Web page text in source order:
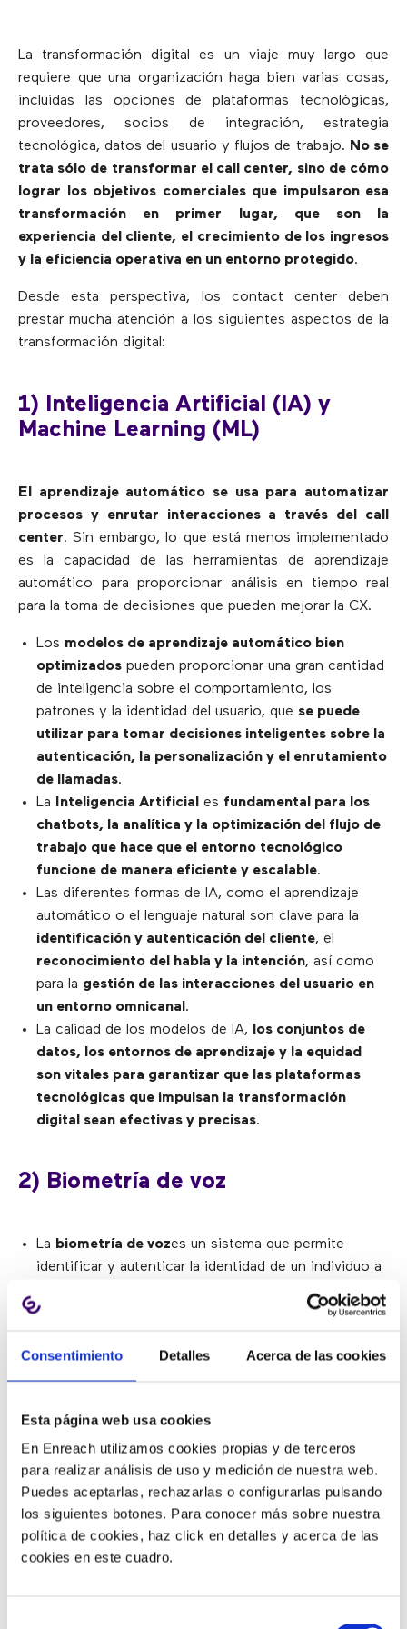
Consentimiento Detalles Acerca de las cookies
Esta página web usa cookies
En Enreach utilizamos cookies propias y de terceros
para realizar análisis de uso y medición de nuestra web.
Puedes aceptarlas, rechazarlas o configurarlas pulsando
los siguientes botones. Para conocer más sobre nuestra
política de cookies, haz click en detalles y acerca de las
cookies en este cuadro.
La transformación digital es un viaje muy largo que
requiere que una organización haga bien varias cosas,
incluidas las opciones de plataformas tecnológicas,
proveedores, socios de integración, estrategia
tecnológica, datos del usuario y flujos de trabajo. No se
trata sólo de transformar el call center, sino de cómo
lograr los objetivos comerciales que impulsaron esa
transformación en primer lugar, que son la
experiencia del cliente, el crecimiento de los ingresos
y la eficiencia operativa en un entorno protegido.
Desde esta perspectiva, los contact center deben
prestar mucha atención a los siguientes aspectos de la
transformación digital:
1) Inteligencia Artificial (IA) y
Machine Learning (ML)
El aprendizaje automático se usa para automatizar
procesos y enrutar interacciones a través del call
center. Sin embargo, lo que está menos implementado
es la capacidad de las herramientas de aprendizaje
automático para proporcionar análisis en tiempo real
para la toma de decisiones que pueden mejorar la CX.
Los modelos de aprendizaje automático bien
optimizados pueden proporcionar una gran cantidad
de inteligencia sobre el comportamiento, los
patrones y la identidad del usuario, que se puede
utilizar para tomar decisiones inteligentes sobre la
autenticación, la personalización y el enrutamiento
de llamadas.
La
Inteligencia Artificial es fundamental para los
chatbots, la analítica y la optimización del flujo de
trabajo que hace que el entorno tecnológico
funcione de manera eficiente y escalable.
Las diferentes formas de IA, como el aprendizaje
automático o el lenguaje natural son clave para la
identificación y autenticación del cliente, el
reconocimiento del habla y la intención, así como
para la gestión de las interacciones del usuario en
un entorno omnicanal .
La calidad de los modelos de IA,
los conjuntos de
datos, los entornos de aprendizaje y la equidad
son vitales para garantizar que las plataformas
tecnológicas que impulsan la transformación
digital sean efectivas y precisas.
2) Biometría de voz
La biometría de vozes un sistema que permite
identificar y autenticar la identidad de un individuo a
través del reconocimiento de los patrones de
su voz.
sin fricciones puede permitir la identificación y
autenticación de los clientes no sólo en el teléfono,
dispositivos IoT.
Protege a los call center contra actores
malintencionados que utilizan voces sintéticas o
ataques de repetición.
Las interacciones basadas en voz pueden reemplazar
los flujos de trabajo manuales que consumen mucho
tiempo.